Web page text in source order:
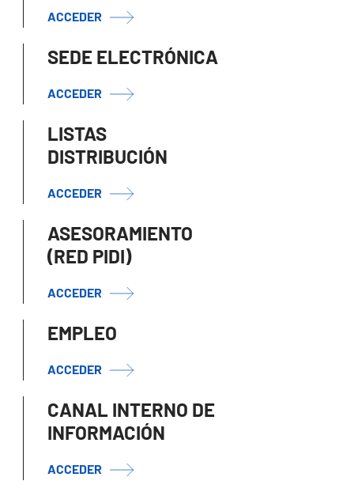
ACCEDER
SEDE ELECTRÓNICA
ACCEDER
LISTAS
DISTRIBUCIÓN
ACCEDER
ASESORAMIENTO
(RED PIDI)
ACCEDER
EMPLEO
ACCEDER
CANAL INTERNO DE
INFORMACIÓN
ACCEDER